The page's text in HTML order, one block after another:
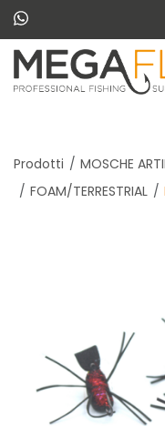
Prodotti MOSCHE
FOAM/TERRESTRIAL